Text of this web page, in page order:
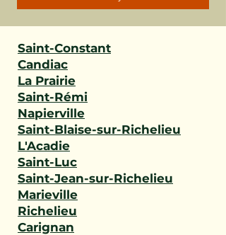
Saint-Constant
Candiac
La Prairie
Saint-Rémi
Napierville
Saint-Blaise-sur-Richelieu
L'Acadie
Saint-Luc
Saint-Jean-sur-Richelieu
Marieville
Richelieu
Carignan